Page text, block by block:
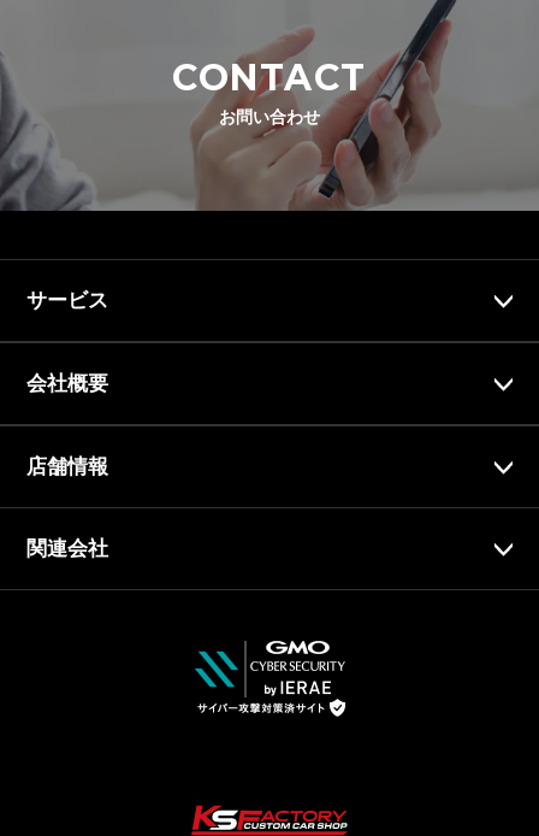
CONTACT
お問い合わせ
サービス
会社概要
店舗情報
関連会社